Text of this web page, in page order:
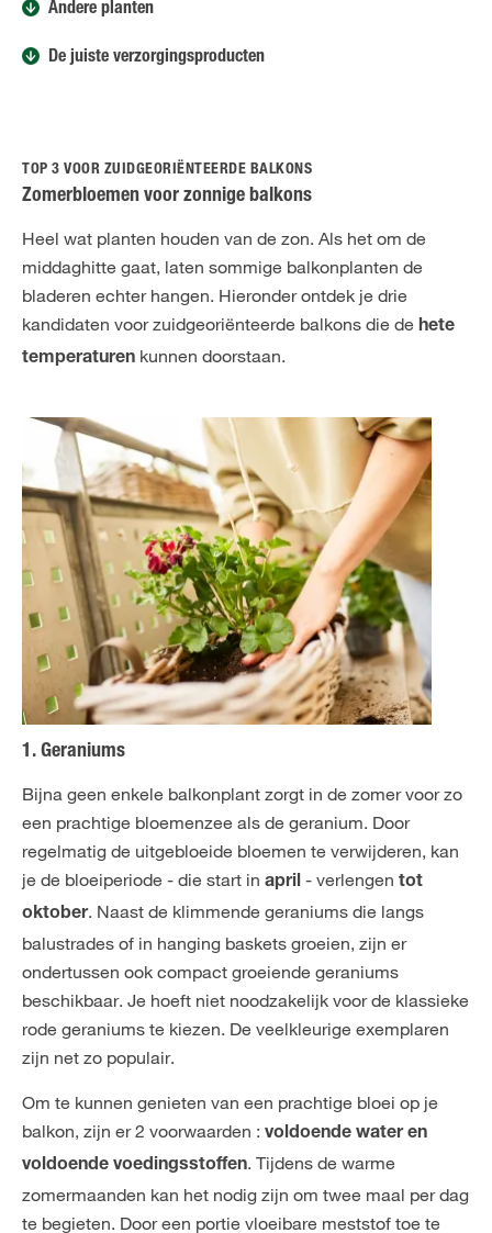
Andere planten
De juiste verzorgingsproducten
TOP 3 VOOR ZUIDGEORIËNTEERDE BALKONS
Zomerbloemen voor zonnige balkons
Heel wat planten houden van de zon. Als het om de
middaghitte gaat, laten sommige balkonplanten de
bladeren echter hangen. Hieronder ontdek je drie
kandidaten voor zuidgeoriënteerde balkons die de hete
temperaturen kunnen doorstaan.
1. Geraniums
Bijna geen enkele balkonplant zorgt in de zomer voor zo
een prachtige bloemenzee als de geranium. Door
regelmatig de uitgebloeide bloemen te verwijderen, kan
je de bloeiperiode - die start in april - verlengen tot
oktober. Naast de klimmende geraniums die langs
balustrades of in hanging baskets groeien, zijn er
ondertussen ook compact groeiende geraniums
beschikbaar. Je hoeft niet noodzakelijk voor de klassieke
rode geraniums te kiezen. De veelkleurige exemplaren
zijn net zo populair.
Om te kunnen genieten van een prachtige bloei op je
balkon, zijn er 2 voorwaarden : voldoende water en
voldoende voedingsstoffen. Tijdens de warme
zomermaanden kan het nodig zijn om twee maal per dag
te begieten. Door een portie vloeibare meststof toe te